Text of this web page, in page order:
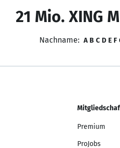
21 Mio. XING
Nachname: A B C D E F
Premium
ProJobs